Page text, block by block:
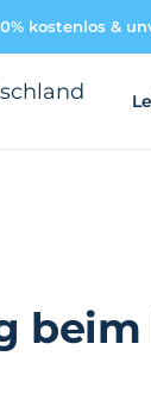
kostenlos &
beim